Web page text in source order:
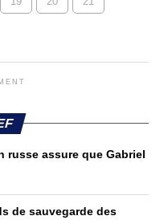
russe assure que Gabriel
de sauvegarde des